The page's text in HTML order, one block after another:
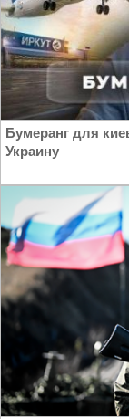
Бумеранг для
Украину